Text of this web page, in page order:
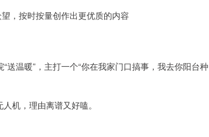
，按时按量创作出更优质的内容
温暖”，主打一个“你在我家门口搞事，我去你阳台种
机，理由离谱又好嗑。